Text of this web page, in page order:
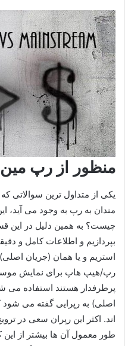
منظور از رپ
یکی از متداول ترین سوالاتی
مندان به رپ به وجود می‌ آید،
چیست؟ به همین دلیل در این
بپردازیم و اطلاعات کامل و
استریم و یا همان (جریان
رپ/هیپ‌ هاپ برای نمایش
پرطرفدار هستند استفاده می‌
اصلی) به رپرایی گفته می
اند. اکثر این رپران سعی در
طور معمول آن ها بیشتر از